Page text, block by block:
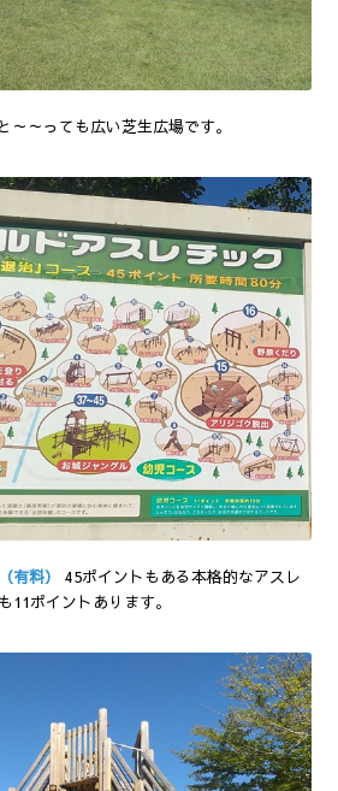
～～っても広い芝生広場です。
有料）
45ポイントもある本格的なアスレ
11ポイントあります。